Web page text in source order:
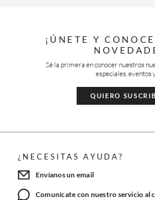
¡ÚNETE Y
Sé la primera en conocer nuestros
especiales, eventos
QUIERO
¿NECESITAS AYUDA?
Envíanos un email
Comunícate con nuestro servicio al